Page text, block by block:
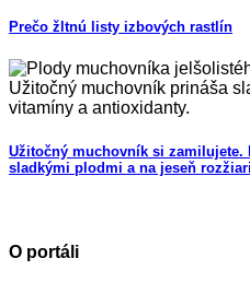
Prečo žltnú listy izbových rastlín
Užitočný muchovník si zamilujete.
sladkými plodmi a na jeseň
O portáli